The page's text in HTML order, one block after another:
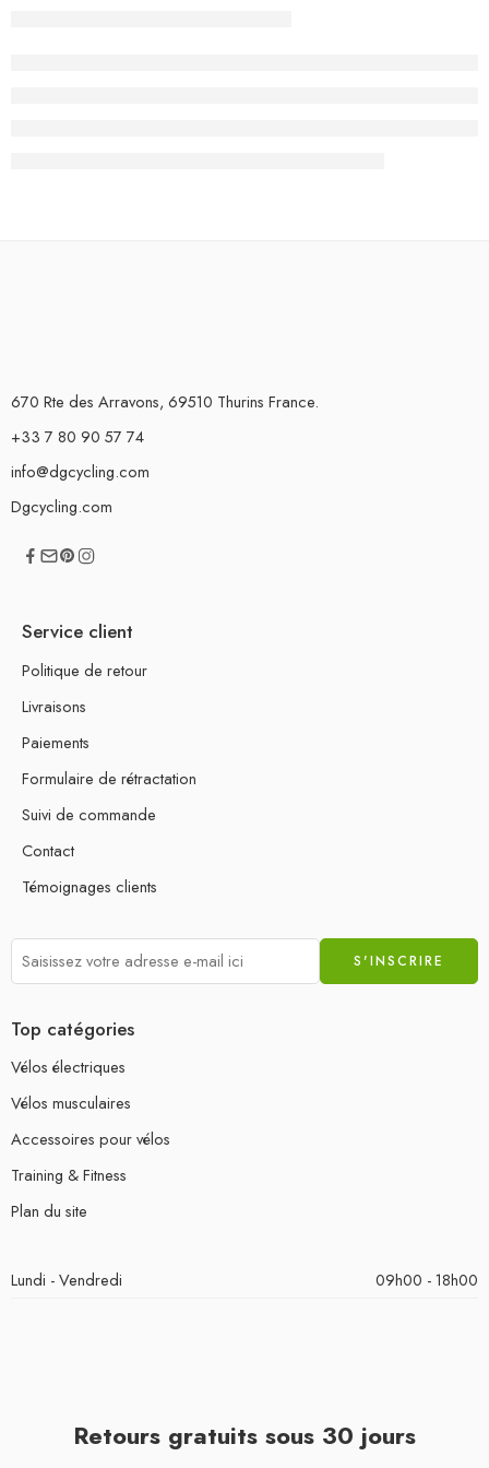
670 Rte des Arravons, 69510 Thurins France.
+33 7 80 90 57 74
info@dgcycling.com
Dgcycling.com
Service client
Politique de retour
Livraisons
Paiements
Formulaire de rétractation
Suivi de commande
Contact
Témoignages clients
Top catégories
Vélos électriques
Vélos musculaires
Accessoires pour vélos
Training & Fitness
Plan du site
Lundi - Vendredi 09h00 - 18h00
Retours gratuits sous 30 jours